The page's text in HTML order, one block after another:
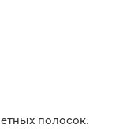
полосок.